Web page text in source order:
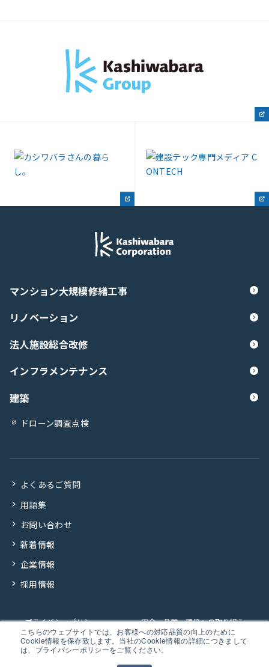
こちらのウェブサイトでは、お客様への対応品質の向上のために
Cookie情報を保存致します。当社のCookie情報の詳細につきまして
は、プライバシーポリシーをご覧ください。
マンション大規模修繕工事
リノベーション
法人施設総合改修
インフラメンテナンス
建築
ドローン調査点検
よくあるご質問
用語集
お問い合わせ
新着情報
企業情報
採用情報
プライバシーポリシー 安全・品質・環境への取り組み
企業行動規範